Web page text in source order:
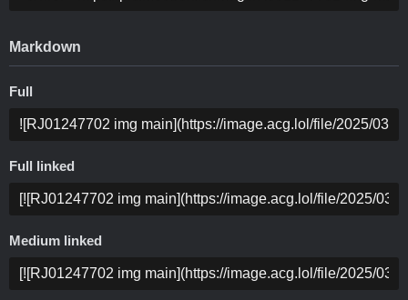
Markdown
Full
Full linked
Medium linked